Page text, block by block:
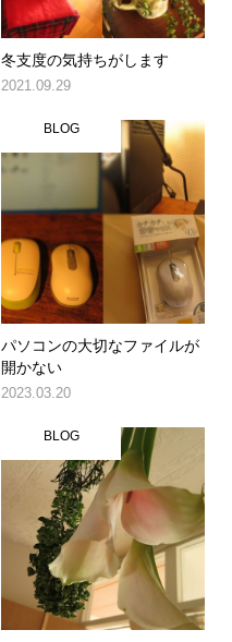
冬支度の気持ちがします
2021.09.29
BLOG
パソコンの大切なファイルが
開かない
2023.03.20
BLOG